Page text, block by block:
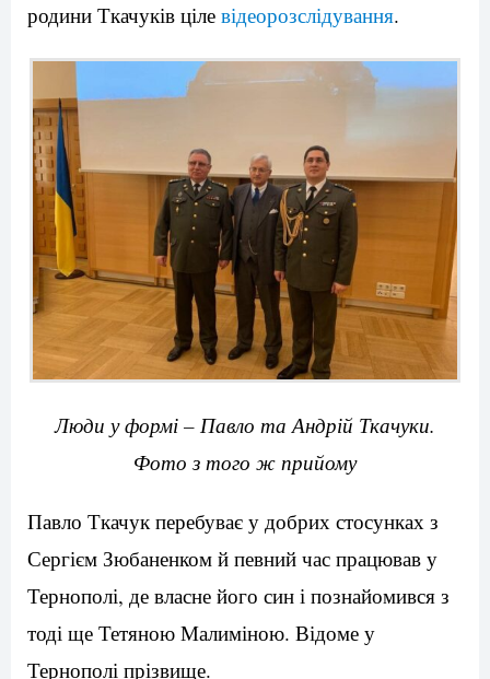
родини Ткачуків ціле відеорозслідування.
Люди у формі – Павло та Андрій Ткачуки.
Фото з того ж прийому
Павло Ткачук перебуває у добрих стосунках з
Сергієм Зюбаненком й певний час працював у
Тернополі, де власне його син і познайомився з
тоді ще Тетяною Малиміною. Відоме у
Тернополі прізвище.